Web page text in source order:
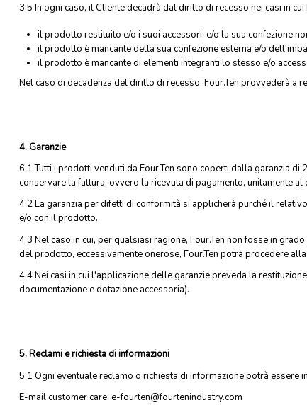
3.5 In ogni caso, il Cliente decadrà dal diritto di recesso nei casi in cui
il prodotto restituito e/o i suoi accessori, e/o la sua confezione
il prodotto è mancante della sua confezione esterna e/o
il prodotto è mancante di elementi integranti lo stesso e/o
Nel caso di decadenza del diritto di recesso, Four.Ten provvederà
4. Garanzie
6.1 Tutti i prodotti venduti da Four.Ten sono coperti dalla garanzia
conservare la fattura, ovvero la ricevuta di pagamento, unitamente
4.2 La garanzia per difetti di conformità si applicherà purché il
e/o con il prodotto.
4.3 Nel caso in cui, per qualsiasi ragione, Four.Ten non fosse in
del prodotto, eccessivamente onerose, Four.Ten potrà procedere
4.4 Nei casi in cui l'applicazione delle garanzie preveda la
documentazione e dotazione accessoria).
5. Reclami e richiesta di informazioni
5.1 Ogni eventuale reclamo o richiesta di informazione potrà essere
E-mail customer care: e-fourten@fourtenindustry.com